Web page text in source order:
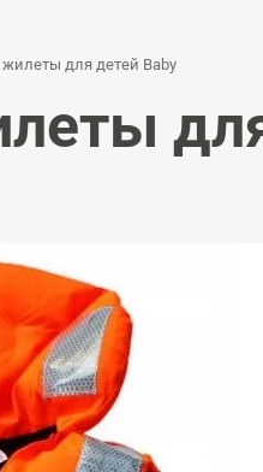
для детей Baby